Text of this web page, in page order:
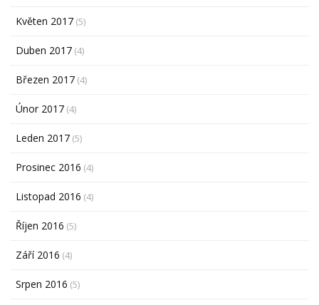
Květen 2017 (5)
Duben 2017 (4)
Březen 2017 (4)
Únor 2017 (4)
Leden 2017 (5)
Prosinec 2016 (4)
Listopad 2016 (4)
Říjen 2016 (5)
Září 2016 (4)
Srpen 2016 (5)